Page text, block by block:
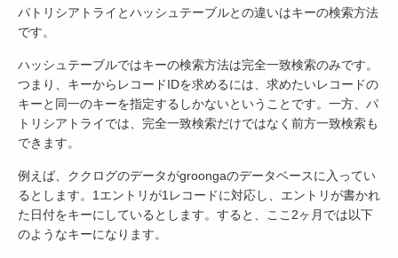
パトリシアトライとハッシュテーブルとの違いはキーの検索方法
です。
ハッシュテーブルではキーの検索方法は完全一致検索のみです。
つまり、キーからレコードIDを求めるには、求めたいレコードの
キーと同一のキーを指定するしかないということです。一方、パ
トリシアトライでは、完全一致検索だけではなく前方一致検索も
できます。
例えば、ククログのデータがgroongaのデータベースに入ってい
るとします。1エントリが1レコードに対応し、エントリが書かれ
た日付をキーにしているとします。すると、ここ2ヶ月では以下
のようなキーになります。